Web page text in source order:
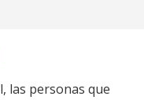
las personas que